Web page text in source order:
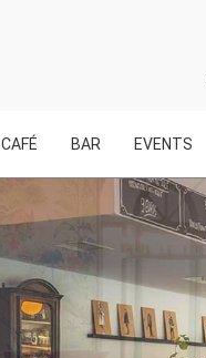
CAFÉ BAR EVENTS